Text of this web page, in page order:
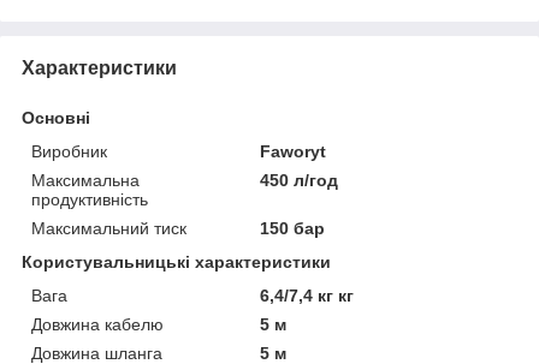
Характеристики
Основні
Виробник
Faworyt
Максимальна
продуктивність
450 л/год
Максимальний тиск
150 бар
Користувальницькі характеристики
Вага
6,4/7,4 кг кг
Довжина кабелю
5 м
Довжина шланга
5 м